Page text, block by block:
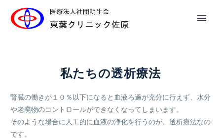
私たちの透析療法
腎臓の働きが１０％以下になると血液ろ過が充分に行えず、水分
や老廃物のコントロールができなくなってしまいます。
そのような場合に人工的に血液の浄化を行うのが、透析療法なの
です。